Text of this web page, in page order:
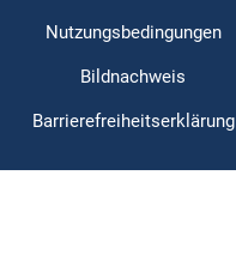
Nutzungsbedingungen
Bildnachweis
Barrierefreiheitserklärung